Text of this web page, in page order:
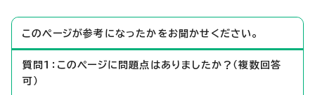
このページが参考になったかをお聞かせください。
質問1：このページに問題点はありましたか？（複数回答
可）